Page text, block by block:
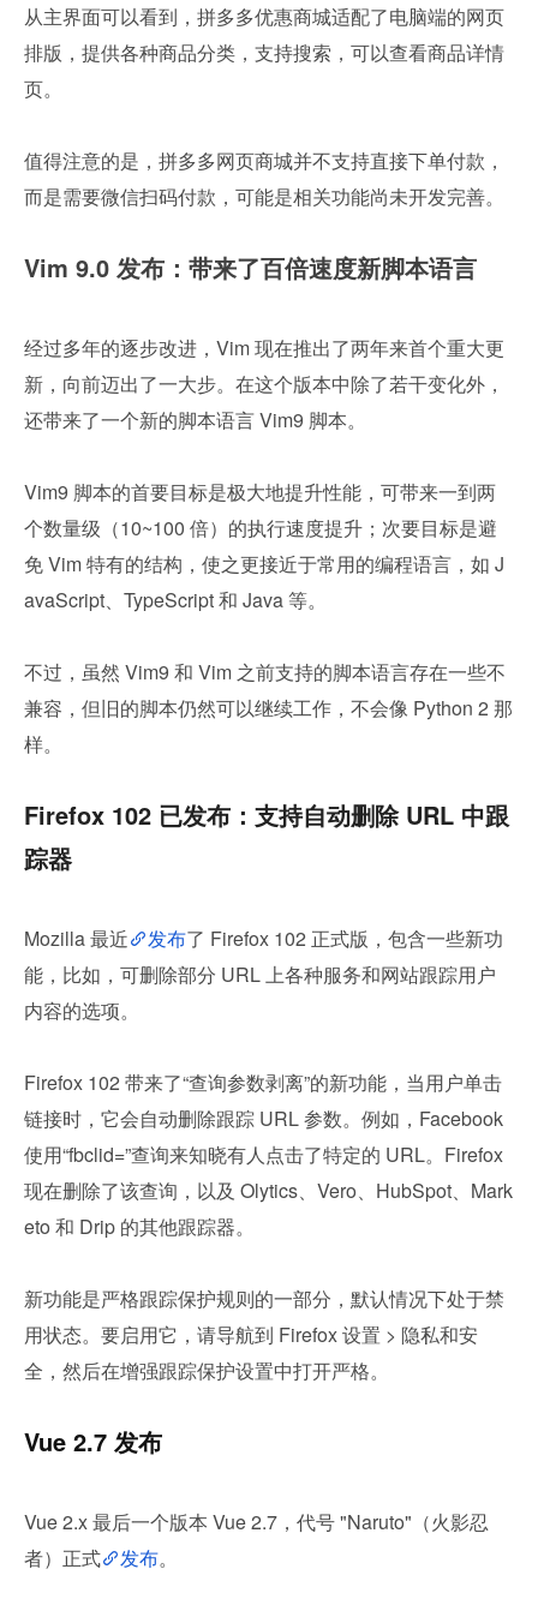
从主界面可以看到，拼多多优惠商城适配了电脑端的网页
排版，提供各种商品分类，支持搜索，可以查看商品详情
页。
值得注意的是，拼多多网页商城并不支持直接下单付款，
而是需要微信扫码付款，可能是相关功能尚未开发完善。
Vim 9.0 发布：带来了百倍速度新脚本语言
经过多年的逐步改进，Vim 现在推出了两年来首个重大更
新，向前迈出了一大步。在这个版本中除了若干变化外，
还带来了一个新的脚本语言 Vim9 脚本。
Vim9 脚本的首要目标是极大地提升性能，可带来一到两
个数量级（10~100 倍）的执行速度提升；次要目标是避
免 Vim 特有的结构，使之更接近于常用的编程语言，如 J
avaScript、TypeScript 和 Java 等。
不过，虽然 Vim9 和 Vim 之前支持的脚本语言存在一些不
兼容，但旧的脚本仍然可以继续工作，不会像 Python 2 那
样。
Firefox 102 已发布：支持自动删除 URL 中跟
踪器
Mozilla 最近 发布了 Firefox 102 正式版，包含一些新功
能，比如，可删除部分 URL 上各种服务和网站跟踪用户
内容的选项。
Firefox 102 带来了“查询参数剥离”的新功能，当用户单击
链接时，它会自动删除跟踪 URL 参数。例如，Facebook
使用“fbclid=”查询来知晓有人点击了特定的 URL。Firefox
现在删除了该查询，以及 Olytics、Vero、HubSpot、Mark
eto 和 Drip 的其他跟踪器。
新功能是严格跟踪保护规则的一部分，默认情况下处于禁
用状态。要启用它，请导航到 Firefox 设置 > 隐私和安
全，然后在增强跟踪保护设置中打开严格。
Vue 2.7 发布
Vue 2.x 最后一个版本 Vue 2.7，代号 "Naruto"（火影忍
者）正式
发布。